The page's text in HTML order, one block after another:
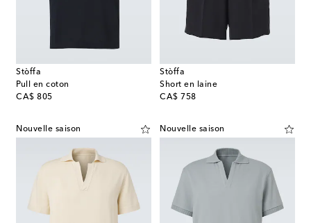
Stòffa
Pull en coton
CA$ 805
original price
Stòffa
Short en laine
CA$ 758
original price
Nouvelle saison Nouvelle saison